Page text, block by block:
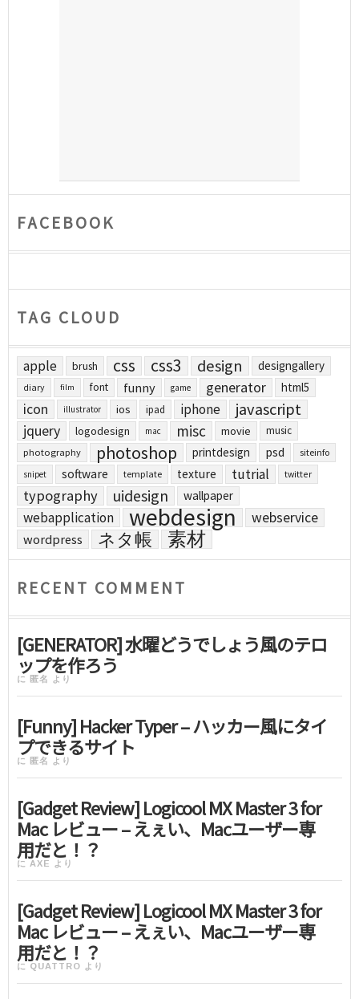
FACEBOOK
TAG CLOUD
apple brush css css3 design designgallery
diary film font funny game generator html5
icon illustrator ios ipad iphone javascript
jquery logodesign mac misc movie music
photography photoshop printdesign psd siteinfo
snipet software template texture tutrial twitter
typography uidesign wallpaper
webapplication webdesign webservice
wordpress ネタ帳 素材
RECENT COMMENT
[GENERATOR] 水曜どうでしょう風のテロ
ップを作ろう
に 匿名 より
[Funny] Hacker Typer – ハッカー風にタイ
プできるサイト
に 匿名 より
[Gadget Review] Logicool MX Master 3 for
Mac レビュー – えぇい、Macユーザー専
用だと！？
に AXE より
[Gadget Review] Logicool MX Master 3 for
Mac レビュー – えぇい、Macユーザー専
用だと！？
に QUATTRO より